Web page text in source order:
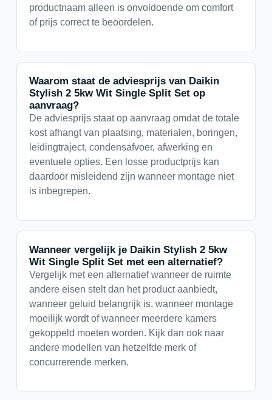
productnaam alleen is onvoldoende om comfort
of prijs correct te beoordelen.
Waarom staat de adviesprijs van Daikin
Stylish 2 5kw Wit Single Split Set op
aanvraag?
De adviesprijs staat op aanvraag omdat de totale
kost afhangt van plaatsing, materialen, boringen,
leidingtraject, condensafvoer, afwerking en
eventuele opties. Een losse productprijs kan
daardoor misleidend zijn wanneer montage niet
is inbegrepen.
Wanneer vergelijk je Daikin Stylish 2 5kw
Wit Single Split Set met een alternatief?
Vergelijk met een alternatief wanneer de ruimte
andere eisen stelt dan het product aanbiedt,
wanneer geluid belangrijk is, wanneer montage
moeilijk wordt of wanneer meerdere kamers
gekoppeld moeten worden. Kijk dan ook naar
andere modellen van hetzelfde merk of
concurrerende merken.